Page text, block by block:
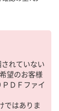
されていない
望のお客様
ＰＤＦファイ
ではありま